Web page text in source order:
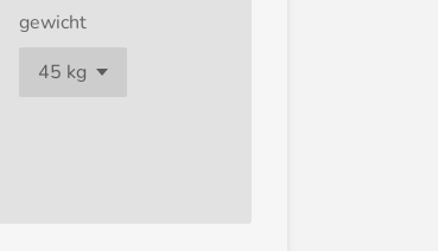
gewicht